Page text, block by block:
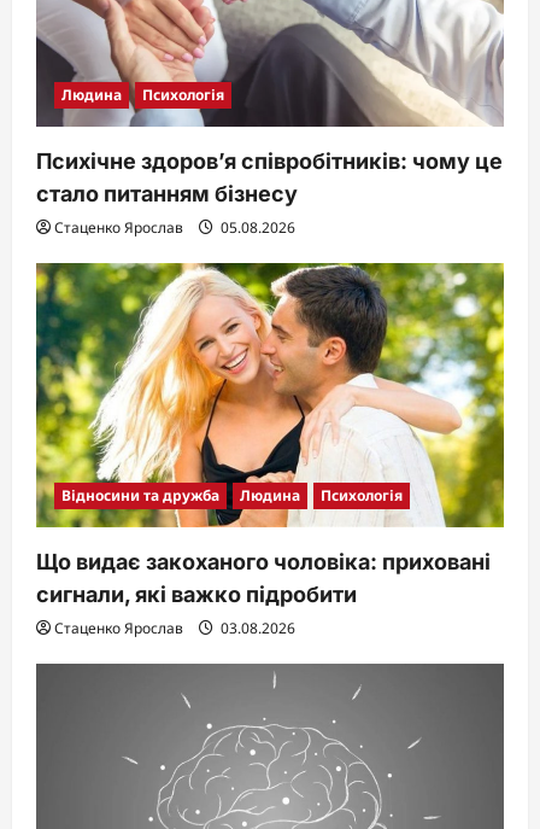
Людина Психологія
Психічне здоров’я співробітників: чому це
стало питанням бізнесу
Стаценко Ярослав 05.08.2026
Відносини та дружба Людина Психологія
Що видає закоханого чоловіка: приховані
сигнали, які важко підробити
Стаценко Ярослав 03.08.2026